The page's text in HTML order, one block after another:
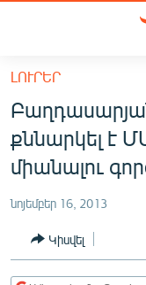
հիմնական
բովանդակությանը
Անցնել
հիմնական
մենյուին
ՀԱՅԱՍՏԱՆ
ՔԱՂԱՔԱԿԱՆ
ՀԱՍԱՐԱԿՈՒԹՅՈՒՆ
ԼՈՒՐԵՐ
քննարկել է
միանալու
նոյեմբեր 16, 2013
Կիսվել